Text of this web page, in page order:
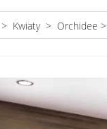
> Kwiaty > Orchidee >